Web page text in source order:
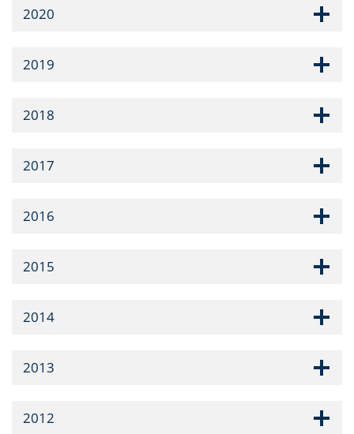
2020
2019
2018
2017
2016
2015
2014
2013
2012